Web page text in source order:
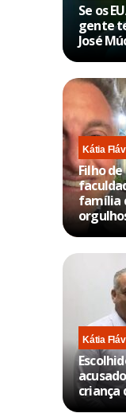
Se os
gente
José
Kátia
Filho
família
Kátia
criança